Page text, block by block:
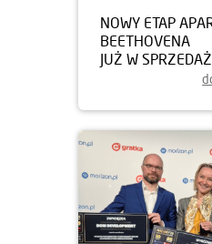
NOWY ETAP
BEETHOVENA
JUŻ W